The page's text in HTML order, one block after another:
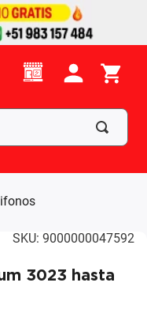
SKU: 9000000047592
3023 hasta